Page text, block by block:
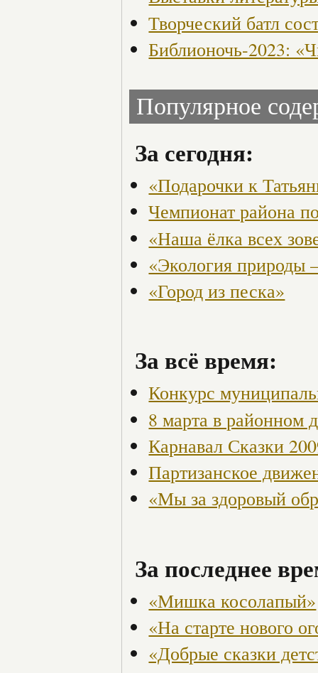
Творческий батл
Библионочь-2023:
Популярное
За сегодня:
«Подарочки к
Чемпионат района
«Наша ёлка всех
«Экология природы
«Город из песка»
За всё время:
Конкурс
8 марта в районном
Карнавал Сказки
Партизанское
«Мы за здоровый
За последнее
«Мишка косолапый»
«На старте нового
«Добрые сказки